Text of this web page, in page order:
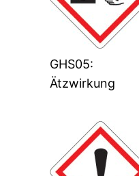
GHS05:
Ätzwirkung